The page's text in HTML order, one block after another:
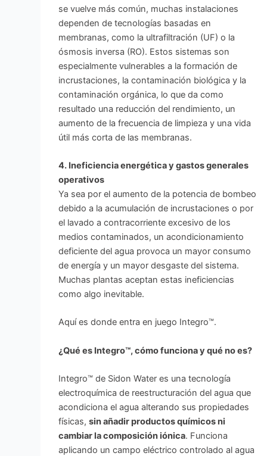
se vuelve más común, muchas instalaciones
dependen de tecnologías basadas en
membranas, como la ultrafiltración (UF) o la
ósmosis inversa (RO). Estos sistemas son
especialmente vulnerables a la formación de
incrustaciones, la contaminación biológica y la
contaminación orgánica, lo que da como
resultado una reducción del rendimiento, un
aumento de la frecuencia de limpieza y una vida
útil más corta de las membranas.
4. Ineficiencia energética y gastos generales
operativos
Ya sea por el aumento de la potencia de bombeo
debido a la acumulación de incrustaciones o por
el lavado a contracorriente excesivo de los
medios contaminados, un acondicionamiento
deficiente del agua provoca un mayor consumo
de energía y un mayor desgaste del sistema.
Muchas plantas aceptan estas ineficiencias
como algo inevitable.
Aquí es donde entra en juego Integro™.
¿Qué es Integro™, cómo funciona y qué no es?
Integro™ de Sidon Water es una tecnología
electroquímica de reestructuración del agua que
acondiciona el agua alterando sus propiedades
físicas, sin añadir productos químicos ni
cambiar la composición iónica. Funciona
aplicando un campo eléctrico controlado al agua